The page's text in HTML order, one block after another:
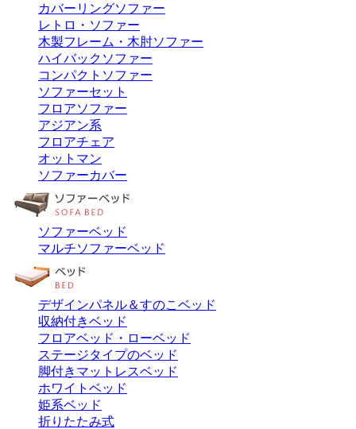
カバーリングソファー
レトロ・ソファー
木製フレーム・木肘ソファー
ハイバックソファー
コンパクトソファー
ソファーセット
フロアソファー
アジアン系
フロアチェア
オットマン
ソファーカバー
ソファーベッド
マルチソファーベッド
デザインパネル＆すのこベッド
収納付きベッド
フロアベッド・ローベッド
ステージタイプのベッド
脚付きマットレスベッド
ホワイトベッド
姫系ベッド
折りたたみ式